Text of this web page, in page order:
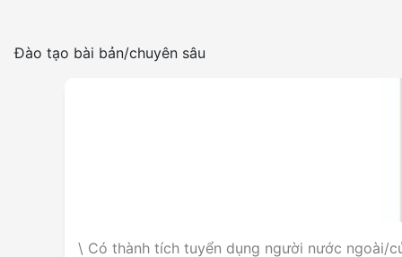
Đào tạo bài bản/chuyên sâu
\ Có thành tích tuyển dụng người nước ngoài/